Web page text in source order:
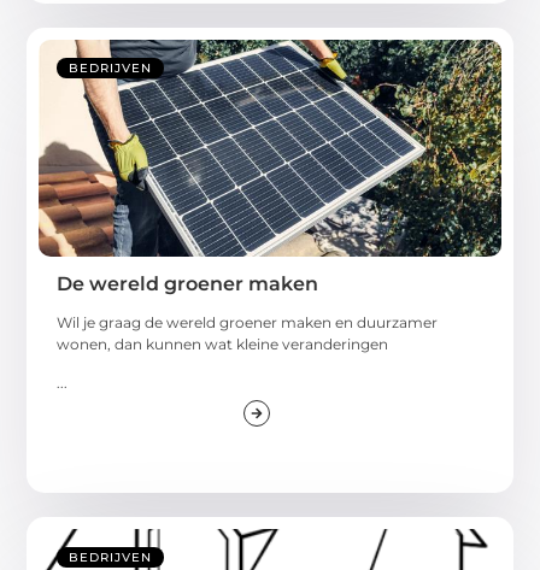
BEDRIJVEN
De wereld groener maken
Wil je graag de wereld groener maken en duurzamer
wonen, dan kunnen wat kleine veranderingen
...
BEDRIJVEN